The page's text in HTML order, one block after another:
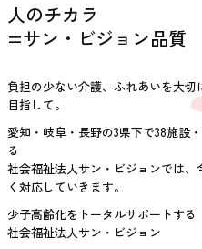
人のチカラ
=サン・ビジョン品質
負担の少ない介護、ふれあいを大
目指して。
愛知・岐阜・長野の3県下で38施設
る
社会福祉法人サン・ビジョンでは
く対応していきます。
少子高齢化をトータルサポートする
社会福祉法人サン・ビジョン